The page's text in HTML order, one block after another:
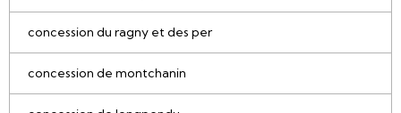
concession du ragny et des per
concession de montchanin